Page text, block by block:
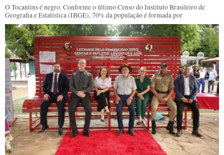
O Tocantins é negro. Conforme o último Censo do Instituto Brasileiro de
Geografia e Estatística (IBGE), 70% da população é formada por